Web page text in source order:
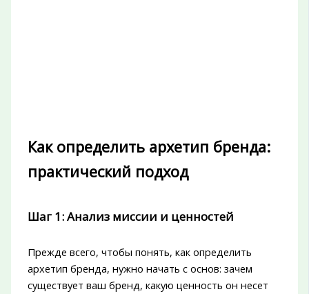
Как определить архетип бренда:
практический подход
Шаг 1: Анализ миссии и ценностей
Прежде всего, чтобы понять, как определить
архетип бренда, нужно начать с основ: зачем
существует ваш бренд, какую ценность он несет